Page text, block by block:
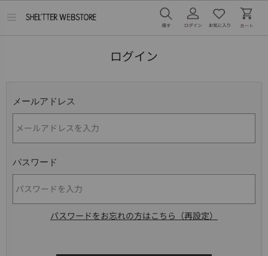
メ
ログイン
メールアドレス
パスワード
パスワードをお忘れの方はこちら（再設定）